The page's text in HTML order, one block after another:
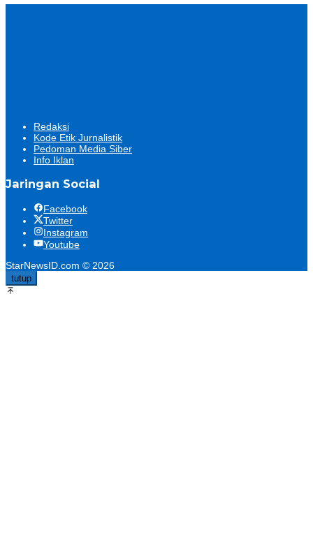
Redaksi
Kode Etik Jurnalistik
Pedoman Media Siber
Info Iklan
Jaringan Social
Facebook
Twitter
Instagram
Youtube
StarNewsID.com © 2026
tutup